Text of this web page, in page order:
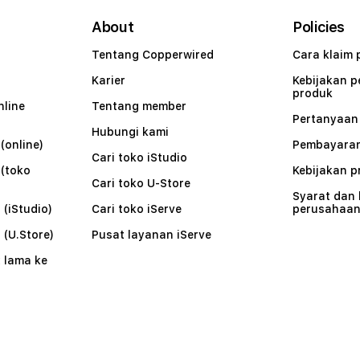
lama ke
About
Tentang Copperwired
Karier
Tentang member
Hubungi kami
Cari toko iStudio
Cari toko U-Store
Cari toko iServe
Pusat layanan iServe
Policies
Cara klaim
Kebijakan
produk
Pertanyaan
Kebijakan
Syarat dan
perusahaan